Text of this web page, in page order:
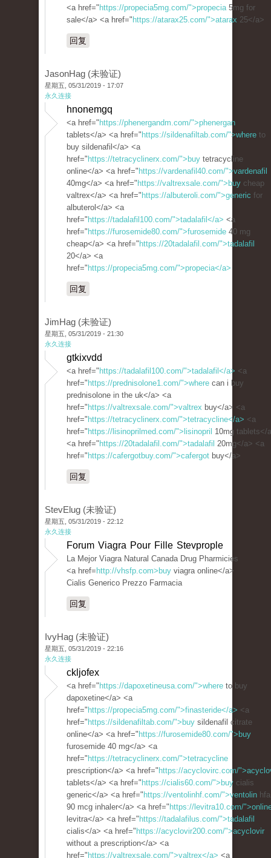
<a href=" https://propecia5mg.com/">propecia5mg for
sale</a> <a href=" https://atarax25.com/">atarax 25</a>
回复
JasonHag (未验证)
星期五, 05/31/2019 - 17:07
永久连接
hnonemgq
<a href=" https://phenergandm.com/">phenergan
tablets</a> <a href=" https://sildenafiltab.com/">where to
buy sildenafil</a> <a
href=" https://tetracyclinerx.com/">buy tetracycline
online</a> <a href=" https://vardenafil40.com/">vardenafil
40mg</a> <a href=" https://valtrexsale.com/">buy cheap
valtrex</a> <a href=" https://albuteroli.com/">generic for
albuterol</a> <a
href=" https://tadalafil100.com/">tadalafil</a> <a
href=" https://furosemide80.com/">furosemide 40 mg
cheap</a> <a href=" https://20tadalafil.com/">tadalafil
20</a> <a
href=" https://propecia5mg.com/">propecia</a>
回复
JimHag (未验证)
星期五, 05/31/2019 - 21:30
永久连接
gtkixvdd
<a href=" https://tadalafil100.com/">tadalafil</a> <a
href=" https://prednisolone1.com/">where can i buy
prednisolone in the uk</a> <a
href=" https://valtrexsale.com/">valtrex buy</a> <a
href=" https://tetracyclinerx.com/">tetracycline</a> <a
href=" https://lisinoprilmed.com/">lisinopril 10mg tablets</
<a href=" https://20tadalafil.com/">tadalafil 20mg</a> <a
href=" https://cafergotbuy.com/">cafergot buy</a>
回复
StevElug (未验证)
星期五, 05/31/2019 - 22:12
永久连接
Forum Viagra Pour Fille Stevprople
La Mejor Viagra Natural Canada Drug Pharmicies
<a href= http://vhsfp.com>buy viagra online</a>
Cialis Generico Prezzo Farmacia
回复
IvyHag (未验证)
星期五, 05/31/2019 - 22:16
永久连接
ckljofex
<a href=" https://dapoxetineusa.com/">where to buy
dapoxetine</a> <a
href=" https://propecia5mg.com/">finasteride</a> <a
href=" https://sildenafiltab.com/">buy sildenafil citrate
online</a> <a href=" https://furosemide80.com/">buy
furosemide 40 mg</a> <a
href=" https://tetracyclinerx.com/">tetracycline
prescription</a> <a href=" https://acyclovirc.com/
tablets</a> <a href=" https://cialis60.com/">buy cialis
generic</a> <a href=" https://ventolinhf.com/">ventolin hfa
90 mcg inhaler</a> <a href=" https://levitra10.com/
levitra</a> <a href=" https://tadalafilus.com/">tadalafil
cialis</a> <a href=" https://acyclovir200.com/">acyclovir
without a prescription</a> <a
href=" https://valtrexsale.com/">valtrex</a> <a